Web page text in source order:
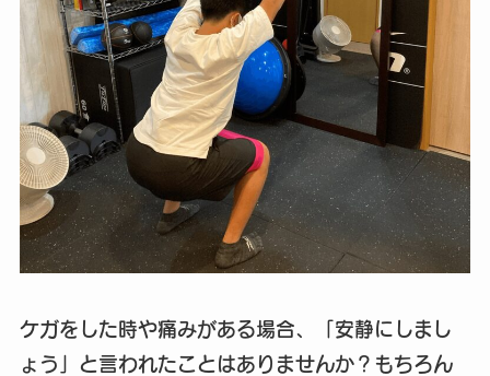
ケガをした時や痛みがある場合、「安静にしまし
ょう」と言われたことはありませんか？もちろん